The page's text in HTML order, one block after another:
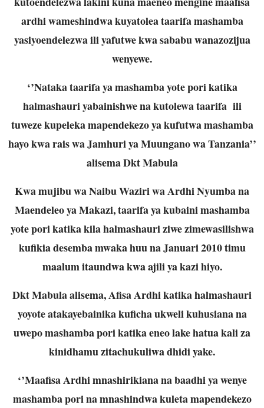
ardhi wameshindwa kuyatolea taarifa mashamba
yasiyoendelezwa ili yafutwe kwa sababu wanazozijua
wenyewe.
‘’Nataka taarifa ya mashamba yote pori katika
halmashauri yabainishwe na kutolewa taarifa ili
tuweze kupeleka mapendekezo ya kufutwa mashamba
hayo kwa rais wa Jamhuri ya Muungano wa Tanzania’’
alisema Dkt Mabula
Kwa mujibu wa Naibu Waziri wa Ardhi Nyumba na
Maendeleo ya Makazi, taarifa ya kubaini mashamba
yote pori katika kila halmashauri ziwe zimewasilishwa
kufikia desemba mwaka huu na Januari 2010 timu
maalum itaundwa kwa ajili ya kazi hiyo.
Dkt Mabula alisema, Afisa Ardhi katika halmashauri
yoyote atakayebainika kuficha ukweli kuhusiana na
uwepo mashamba pori katika eneo lake hatua kali za
kinidhamu zitachukuliwa dhidi yake.
‘’Maafisa Ardhi mnashirikiana na baadhi ya wenye
mashamba pori na mnashindwa kuleta mapendekezo